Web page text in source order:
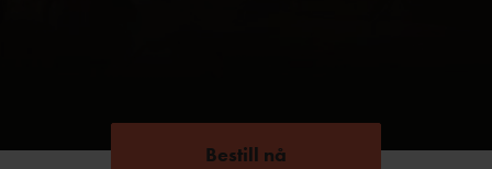
Bestill nå